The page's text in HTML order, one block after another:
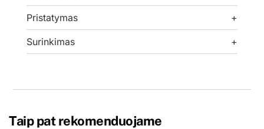
Pristatymas +
Surinkimas +
Taip pat rekomenduojame